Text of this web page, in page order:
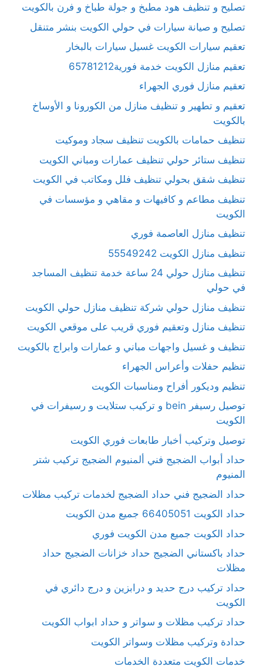
تصليح و تنظيف هود مطبخ و جولة طباخ و فرن بالكويت
تصليح و صيانة سيارات في حولي الكويت بنشر متنقل
تعقيم سيارات الكويت غسيل سيارات بالبخار
تعقيم منازل الكويت خدمة فورية65781212
تعقيم منازل فوري الجهراء
تعقيم و تطهير و تنظيف منازل من الكورونا و الأوساخ
بالكويت
تنظيف حمامات بالكويت تنظيف سجاد وموكيت
تنظيف ستائر حولي تنظيف عمارات ومباني الكويت
تنظيف شقق بحولي تنظيف فلل ومكاتب في الكويت
تنظيف مطاعم و كافيهات و مقاهي و مؤسسات في
الكويت
تنظيف منازل العاصمة فوري
تنظيف منازل الكويت 55549242
تنظيف منازل حولي 24 ساعة خدمة تنظيف المساجد
في حولي
تنظيف منازل حولي شركة تنظيف منازل حولي الكويت
تنظيف منازل وتعقيم فوري قريب على موقعي الكويت
تنظيف و غسيل واجهات مباني و عمارات وابراج بالكويت
تنظيم حفلات وأعراس الجهراء
تنظيم وديكور أفراح ومناسبات الكويت
توصيل رسيفر bein و تركيب ستلايت و رسيفرات في
الكويت
توصيل وتركيب أخبار طابعات فوري الكويت
حداد أبواب الضجيج فني ألمنيوم الضجيج تركيب شتر
المنيوم
حداد الضجيج فني حداد الضجيج لخدمات تركيب مظلات
حداد الكويت 66405051 جميع مدن الكويت
حداد الكويت جميع مدن الكويت فوري
حداد باكستاني الضجيج حداد خزانات الضجيج حداد
مظلات
حداد تركيب درج حديد و درابزين و درج دائري في
الكويت
حداد تركيب مظلات و سواتر و حداد ابواب الكويت
حدادة وتركيب مظلات وسواتر الكويت
خدمات الكويت متعددة الخدمات